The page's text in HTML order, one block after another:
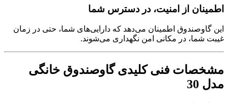
اطمینان از امنیت، در دسترس شما
این گاوصندوق اطمینان می‌دهد که دارایی‌های شما، حتی در زمان
غیبت شما، در مکانی امن نگهداری می‌شوند.
مشخصات فنی کلیدی گاوصندوق خانگی
مدل 30